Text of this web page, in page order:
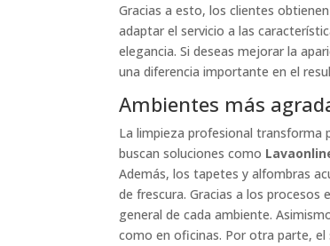
Gracias a esto, los clientes
adaptar el servicio a las
elegancia. Si deseas mejorar la
una diferencia importante en el
Ambientes más
La limpieza profesional transforma
buscan soluciones como
Además, los tapetes y alfombras
de frescura. Gracias a los procesos
general de cada ambiente.
como en oficinas. Por otra parte,